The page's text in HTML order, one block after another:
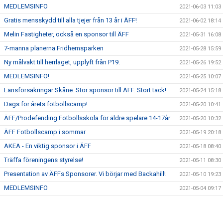
MEDLEMSINFO 2021-06-03 11:03
Gratis mensskydd till alla tjejer från 13 år i ÄFF! 2021-06-02 18:14
Melin Fastigheter, också en sponsor till ÄFF 2021-05-31 16:08
7-manna planerna Fridhemsparken 2021-05-28 15:59
Ny målvakt till herrlaget, upplyft från P19. 2021-05-26 19:52
MEDLEMSINFO! 2021-05-25 10:07
Länsförsäkringar Skåne. Stor sponsor till ÄFF. Stort tack! 2021-05-24 15:18
Dags för årets fotbollscamp! 2021-05-20 10:41
ÄFF/Prodefending Fotbollsskola för äldre spelare 14-17år 2021-05-20 10:32
ÄFF Fotbollscamp i sommar 2021-05-19 20:18
AKEA - En viktig sponsor i ÄFF 2021-05-18 08:40
Träffa föreningens styrelse! 2021-05-11 08:30
Presentation av ÄFFs Sponsorer. Vi börjar med Backahill! 2021-05-10 19:23
MEDLEMSINFO 2021-05-04 09:17